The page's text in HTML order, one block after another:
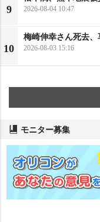
9 2026-08-04 10:47
10
梅崎伸幸さん死去
2026-08-03 15:16
モニター募集